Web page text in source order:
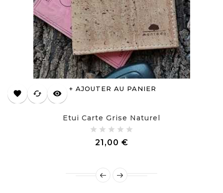
AJOUTER AU PANIER
favorite cached visibility
Etui Carte Grise Naturel
21,00 €Prix